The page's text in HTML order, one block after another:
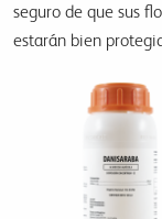
seguro de que sus
estarán bien